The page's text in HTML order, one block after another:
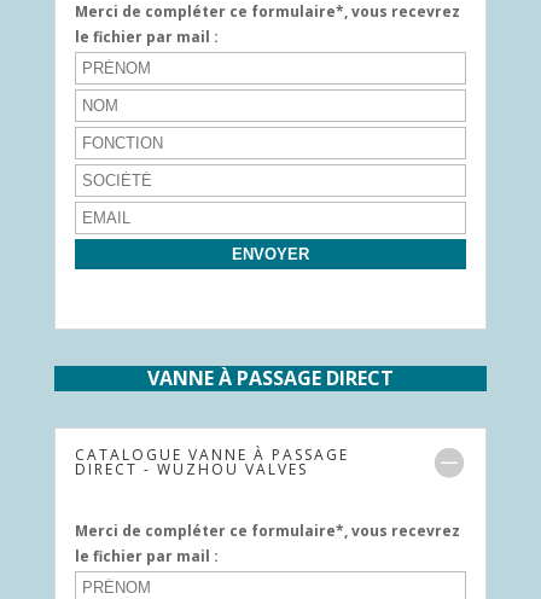
Merci de compléter ce formulaire*, vous recevrez
le fichier par mail :
VANNE À PASSAGE DIRECT
CATALOGUE VANNE À PASSAGE
DIRECT - WUZHOU VALVES
Merci de compléter ce formulaire*, vous recevrez
le fichier par mail :